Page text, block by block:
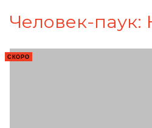
Человек-паук:
СКОРО